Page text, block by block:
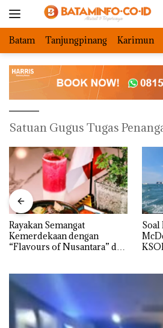
Batam Tanjungpinang Karimun
Satuan Gugus Tugas
Rayakan Semangat
Kemerdekaan dengan
“Flavours of Nusantara” di
‎Soal